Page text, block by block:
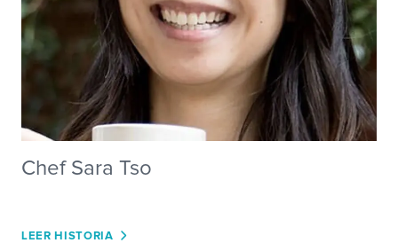
Chef Sara Tso
LEER HISTORIA